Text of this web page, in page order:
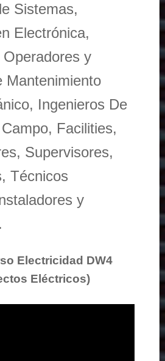
Sistemas,
Electrónica,
y
Mantenimiento
Ingenieros De
Facilities,
Supervisores,
Técnicos
y
Electricidad DW4
Eléctricos)